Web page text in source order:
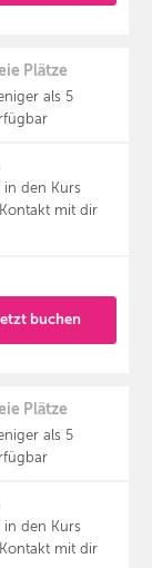
den Kurs
mit dir
Plätze
als 5
buchen
den Kurs
mit dir
Plätze
als 5